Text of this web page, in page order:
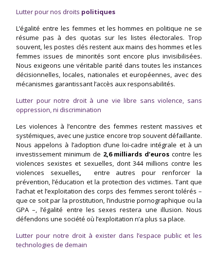
Lutter pour nos droits politiques
L’égalité entre les femmes et les hommes en politique ne se
résume pas à des quotas sur les listes électorales. Trop
souvent, les postes clés restent aux mains des hommes et les
femmes issues de minorités sont encore plus invisibilisées.
Nous exigeons une véritable parité dans toutes les instances
décisionnelles, locales, nationales et européennes, avec des
mécanismes garantissant l’accès aux responsabilités.
Lutter pour notre droit à une vie libre sans violence, sans
oppression, ni discrimination
Les violences à l’encontre des femmes restent massives et
systémiques, avec une justice encore trop souvent défaillante.
Nous appelons à l’adoption d’une loi-cadre intégrale et à un
investissement minimum de 2,6 milliards d’euros contre les
violences sexistes et sexuelles, dont 344 millions contre les
violences sexuelles,
entre autres pour renforcer la
prévention, l’éducation et la protection des victimes. Tant que
l’achat et l’exploitation des corps des femmes seront tolérés –
que ce soit par la prostitution, l’industrie pornographique ou la
GPA –, l’égalité entre les sexes restera une illusion. Nous
défendons une société où l’exploitation n’a plus sa place.
Lutter pour notre droit à exister dans l’espace public et les
technologies de demain